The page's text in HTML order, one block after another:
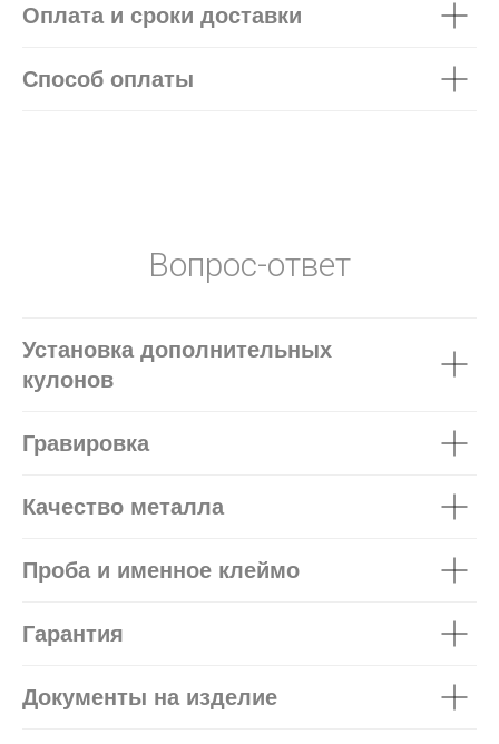
Оплата и сроки доставки
Способ оплаты
Вопрос-ответ
Установка дополнительных
кулонов
Гравировка
Качество металла
Проба и именное клеймо
Гарантия
Документы на изделие